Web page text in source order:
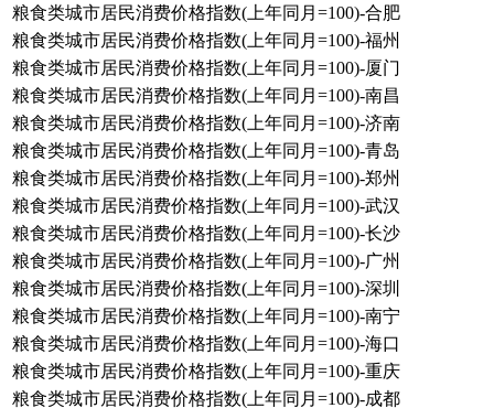
粮食类城市居民消费价格指数(上年同月=100)-合肥
粮食类城市居民消费价格指数(上年同月=100)-福州
粮食类城市居民消费价格指数(上年同月=100)-厦门
粮食类城市居民消费价格指数(上年同月=100)-南昌
粮食类城市居民消费价格指数(上年同月=100)-济南
粮食类城市居民消费价格指数(上年同月=100)-青岛
粮食类城市居民消费价格指数(上年同月=100)-郑州
粮食类城市居民消费价格指数(上年同月=100)-武汉
粮食类城市居民消费价格指数(上年同月=100)-长沙
粮食类城市居民消费价格指数(上年同月=100)-广州
粮食类城市居民消费价格指数(上年同月=100)-深圳
粮食类城市居民消费价格指数(上年同月=100)-南宁
粮食类城市居民消费价格指数(上年同月=100)-海口
粮食类城市居民消费价格指数(上年同月=100)-重庆
粮食类城市居民消费价格指数(上年同月=100)-成都